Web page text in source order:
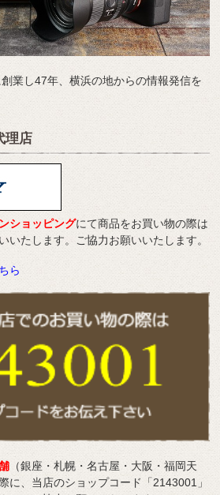
業し47年、横浜の地からの情報発信を
理店
ショッピングにて商品をお買い物の際は
いたします。ご協力お願いいたします。
ら
（銀座・札幌・名古屋・大阪・福岡天
に、当店のショップコード「2143001」